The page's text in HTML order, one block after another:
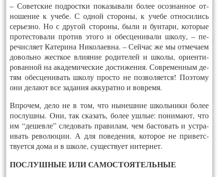
– Со­ветс­кие под­рост­ки по­казы­вали бо­лее осоз­нанное от­
но­шение к уче­бе. С од­ной сто­роны, к уче­бе от­но­сились
серьез­но. Но с дру­гой сто­роны, бы­ли и бун­та­ри, ко­торые
про­тес­то­вали про­тив это­го и обес­це­нива­ли шко­лу, – пе­
речис­ля­ет Ка­тери­на Ни­кола­ев­на. – Сей­час же мы от­ме­ча­ем
до­воль­но жест­кое вли­яние ро­дите­лей и шко­лы, ори­ен­ти­
рован­ной на ака­деми­чес­кие дос­ти­жения. Сов­ре­мен­ным де­
тям обес­це­нивать шко­лу прос­то не поз­во­ля­ет­ся! По­это­му
они де­ла­ют все за­дания ак­ку­рат­но и вов­ре­мя.
Впро­чем, де­ло не в том, что ны­неш­ние школь­ни­ки бо­лее
пос­лушны. Они, так ска­зать, бо­лее уш­лые: по­нима­ют, что
им “де­шев­ле” сле­довать пра­вилам, чем бас­то­вать и уст­ра­
ивать ре­волю­ции. А для по­веде­ния, ко­торое не при­ветс­
тву­ет­ся до­ма и в шко­ле, су­щест­ву­ет ин­тернет.
ПОС­ЛУШНЫЕ ИЛИ СА­МОС­ТО­ЯТЕЛЬ­НЫЕ